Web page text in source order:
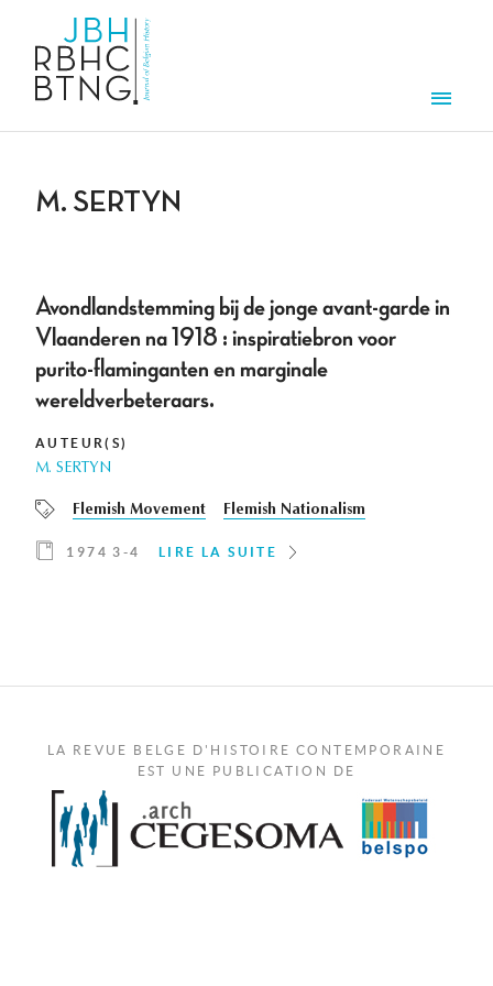
M. SERTYN
Avondlandstemming bij de jonge avant-garde in
Vlaanderen na 1918 : inspiratiebron voor
purito-flaminganten en marginale
wereldverbeteraars.
AUTEUR(S)
M. SERTYN
Flemish Movement Flemish Nationalism
1974 3-4 LIRE LA SUITE
LA REVUE BELGE D'HISTOIRE CONTEMPORAINE
EST UNE PUBLICATION DE